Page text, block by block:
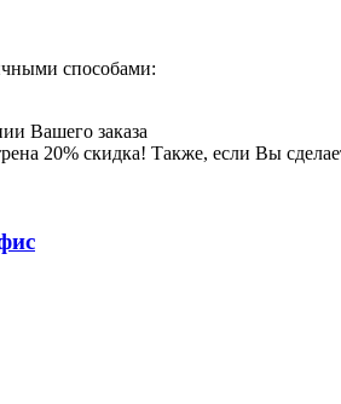
способами:
Вашего заказа
20% скидка! Также, если Вы